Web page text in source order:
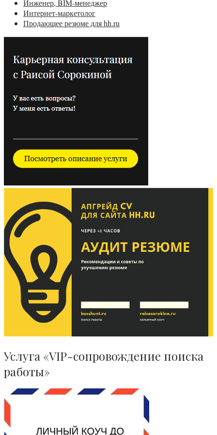
Инженер, BIM-менеджер
Интернет-маркетолог
Продающее резюме для hh.ru
Услуга «VIP-сопровождение поиска
работы»